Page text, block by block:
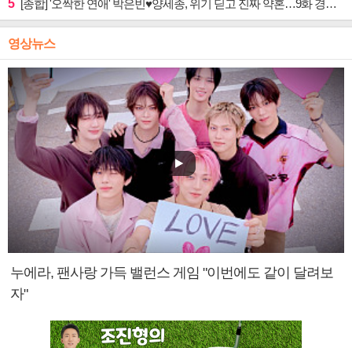
5 [종합] '오싹한 연애' 박은빈♥양세종, 위기 딛고 진짜 약혼…9화 경영권 사수 작전 예고
영상뉴스
누에라, 팬사랑 가득 밸런스 게임 "이번에도 같이 달려보
자"